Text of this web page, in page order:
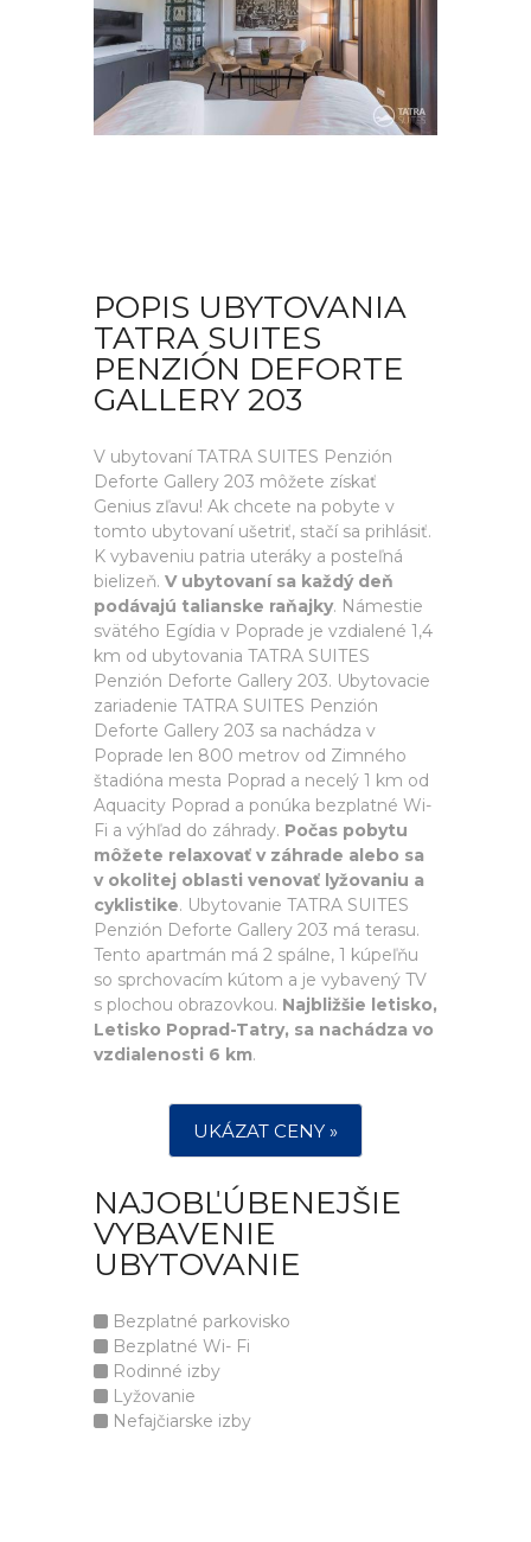
POPIS UBYTOVANIA
TATRA SUITES
PENZIÓN DEFORTE
GALLERY 203
V ubytovaní TATRA SUITES Penzión
Deforte Gallery 203 môžete získať
Genius zľavu! Ak chcete na pobyte v
tomto ubytovaní ušetriť, stačí sa prihlásiť.
K vybaveniu patria uteráky a posteľná
bielizeň. V ubytovaní sa každý deň
podávajú talianske raňajky. Námestie
svätého Egídia v Poprade je vzdialené 1,4
km od ubytovania TATRA SUITES
Penzión Deforte Gallery 203. Ubytovacie
zariadenie TATRA SUITES Penzión
Deforte Gallery 203 sa nachádza v
Poprade len 800 metrov od Zimného
štadióna mesta Poprad a necelý 1 km od
Aquacity Poprad a ponúka bezplatné Wi-
Fi a výhľad do záhrady. Počas pobytu
môžete relaxovať v záhrade alebo sa
v okolitej oblasti venovať lyžovaniu a
cyklistike. Ubytovanie TATRA SUITES
Penzión Deforte Gallery 203 má terasu.
Tento apartmán má 2 spálne, 1 kúpeľňu
so sprchovacím kútom a je vybavený TV
s plochou obrazovkou. Najbližšie letisko,
Letisko Poprad-Tatry, sa nachádza vo
vzdialenosti 6 km.
UKÁZAT CENY »
NAJOBĽÚBENEJŠIE
VYBAVENIE
UBYTOVANIE
Bezplatné parkovisko
Bezplatné Wi- Fi
Rodinné izby
Lyžovanie
Nefajčiarske izby